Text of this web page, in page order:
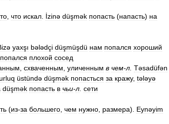
то что искал İzinə düşmək попасть (напасть) на
yaxşı bələdçi düşmüşdü нам попался хороший
попался плохой сосед
схваченным уличенным в чем-л Təsadüfən
üstündə düşmək попасться за кражу, tələyə
düşmək попасть в чьи-л сети
(из-за большего чем нужно размера). Eynəyim